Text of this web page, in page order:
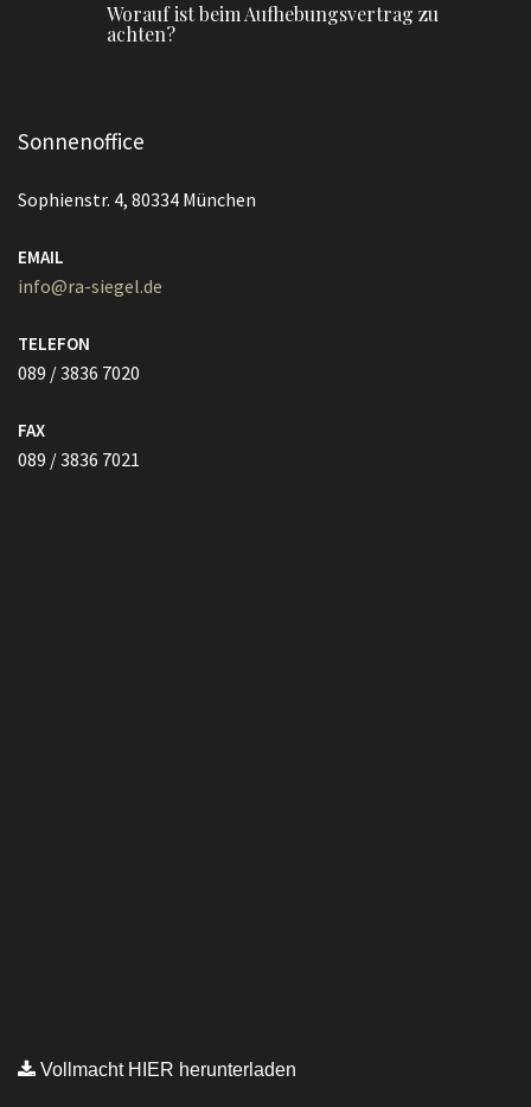
Worauf ist beim Aufhebungsvertrag zu
achten?
Sonnenoffice
Sophienstr. 4, 80334 München
EMAIL
info@ra-siegel.de
TELEFON
089 / 3836 7020
FAX
089 / 3836 7021